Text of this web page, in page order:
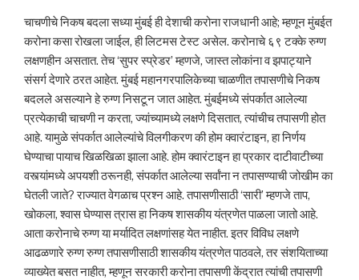
चाचणीचे निकष बदला सध्या मुंबई ही देशाची करोना राजधानी आहे; म्हणून मुंबईत
करोना कसा रोखला जाईल, ही लिटमस टेस्ट असेल. करोनाचे ६९ टक्के रुग्ण
लक्षणहीन असतात. तेच ‘सुपर स्प्रेडर’ म्हणजे, जास्त लोकांना व झपाट्याने
संसर्ग देणारे ठरत आहेत. मुंबई महानगरपालिकेच्या चाळणीत तपासणीचे निकष
बदलले असल्याने हे रुग्ण निसटून जात आहेत. मुंबईमध्ये संपर्कात आलेल्या
प्रत्येकाची चाचणी न करता, ज्यांच्यामध्ये लक्षणे दिसतात, त्यांचीच तपासणी होत
आहे. यामुळे संपर्कात आलेल्यांचे विलगीकरण की होम क्वारंटाइन, हा निर्णय
घेण्याचा पायाच खिळखिळा झाला आहे. होम क्वारंटाइन हा प्रकार दाटीवाटीच्या
वस्त्यांमध्ये अपयशी ठरूनही, संपर्कात आलेल्या सर्वांना न तपासण्याची जोखीम का
घेतली जाते? राज्यात वेगळाच प्रश्न आहे. तपासणीसाठी ‘सारी’ म्हणजे ताप,
खोकला, श्वास घेण्यास त्रास हा निकष शासकीय यंत्रणेत पाळला जातो आहे.
आता करोनाचे रुग्ण या मर्यादित लक्षणांसह येत नाहीत. इतर विविध लक्षणे
आढळणारे रुग्ण रुग्ण तपासणीसाठी शासकीय यंत्रणेत पाठवले, तर संशयिताच्या
व्याख्येत बसत नाहीत, म्हणून सरकारी करोना तपासणी केंद्रात त्यांची तपासणी